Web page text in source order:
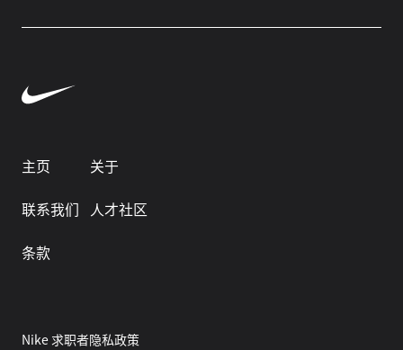
主页
关于
联系我们
人才社区
条款
Nike 求职者隐私政策